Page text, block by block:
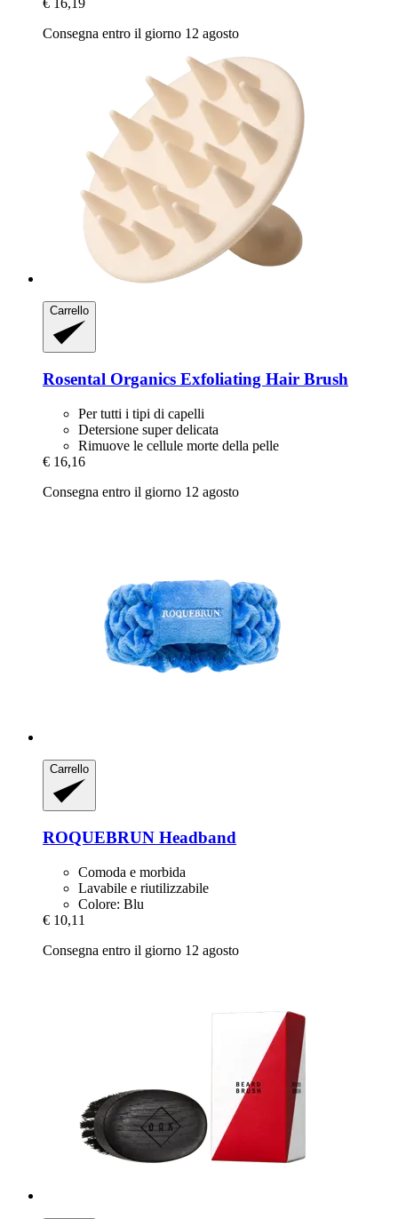
€ 16,19
Consegna entro il giorno 12 agosto
Carrello
Rosental Organics Exfoliating Hair Brush
Per tutti i tipi di capelli
Detersione super delicata
Rimuove le cellule morte della pelle
€ 16,16
Consegna entro il giorno 12 agosto
Carrello
ROQUEBRUN Headband
Comoda e morbida
Lavabile e riutilizzabile
Colore: Blu
€ 10,11
Consegna entro il giorno 12 agosto